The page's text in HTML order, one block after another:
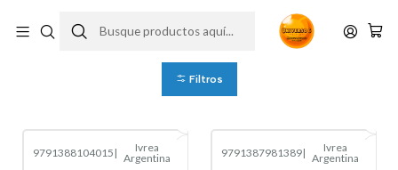
Ivrea Argentina
Filtros
-14%OFF
9791388104015 |
Ivrea
Argentina
-14% OFF
9791387981389|
Ivrea
Argentina